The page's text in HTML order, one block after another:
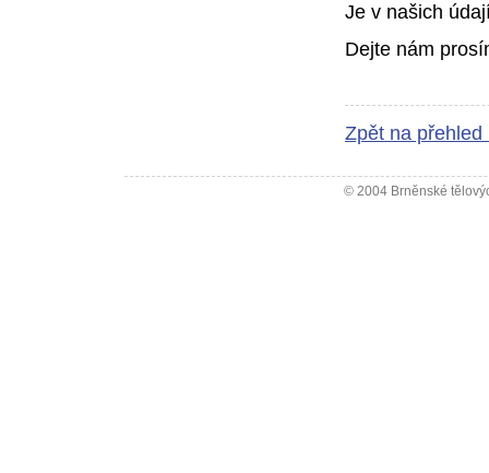
Je v našich
Dejte nám
Zpět na přehled
© 2004 Brněnské